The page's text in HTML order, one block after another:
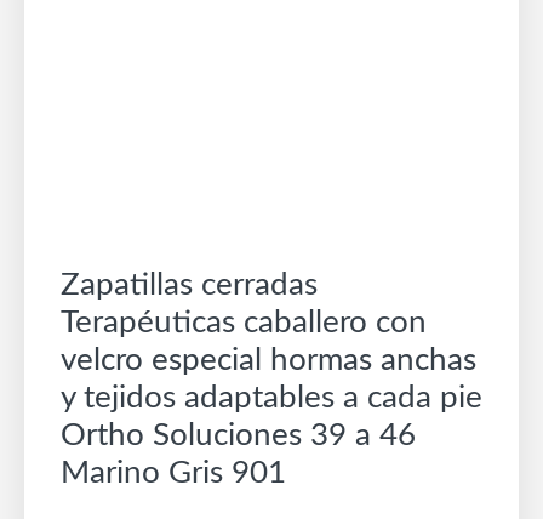
Zapatillas cerradas
Terapéuticas caballero con
velcro especial hormas anchas
y tejidos adaptables a cada pie
Ortho Soluciones 39 a 46
Marino Gris 901